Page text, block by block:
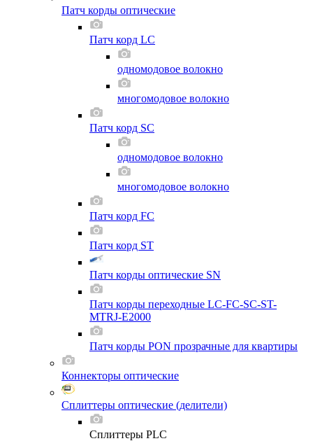
Патч корды оптические
Патч корд LC
одномодовое волокно
многомодовое волокно
Патч корд SC
одномодовое волокно
многомодовое волокно
Патч корд FC
Патч корд ST
Патч корды оптические SN
Патч корды переходные LC-FC-SC-ST-
MTRJ-E2000
Патч корды PON прозрачные для квартиры
Коннекторы оптические
Сплиттеры оптические (делители)
Сплиттеры PLC